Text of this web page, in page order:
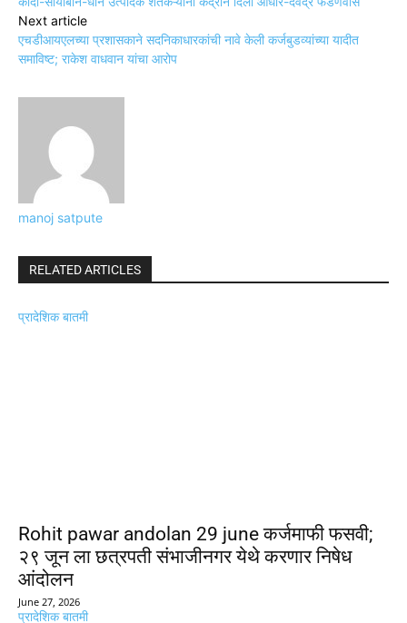
Next article
एचडीआयएलच्या प्रशासकाने सदनिकाधारकांची नावे केली कर्जबुडव्यांच्या यादीत
समाविष्ट; राकेश वाधवान यांचा आरोप
manoj satpute
RELATED ARTICLES
प्रादेशिक बातमी
Rohit pawar andolan 29 june कर्जमाफी फसवी;
२९ जून ला छत्रपती संभाजीनगर येथे करणार निषेध
आंदोलन
June 27, 2026
प्रादेशिक बातमी